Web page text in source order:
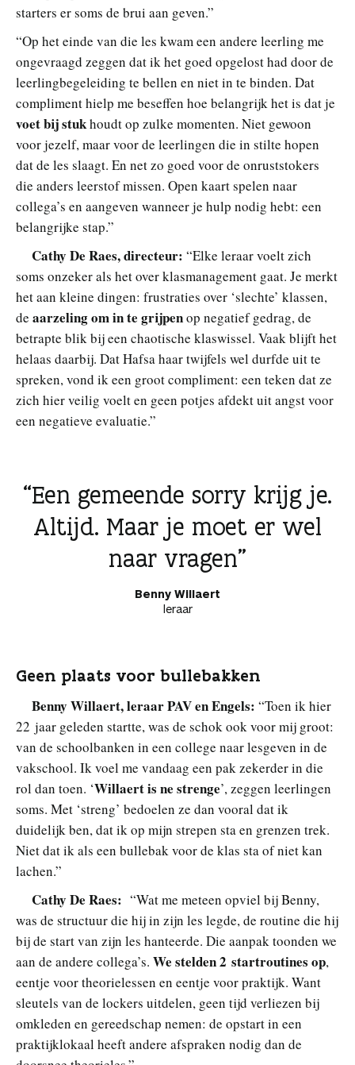
starters er soms de brui aan geven.”
“Op het einde van die les kwam een andere leerling me
ongevraagd zeggen dat ik het goed opgelost had door de
leerlingbegeleiding te bellen en niet in te binden. Dat
compliment hielp me beseffen hoe belangrijk het is dat je
voet bij stukhoudt op zulke momenten. Niet gewoon
voor jezelf, maar voor de leerlingen die in stilte hopen
dat de les slaagt. En net zo goed voor de onruststokers
die anders leerstof missen. Open kaart spelen naar
collega’s en aangeven wanneer je hulp nodig hebt: een
belangrijke stap.”
Cathy De Raes, directeur: “Elke leraar voelt zich
soms onzeker als het over klasmanagement gaat. Je merkt
het aan kleine dingen: frustraties over ‘slechte’ klassen,
de aarzeling om in te grijpenop negatief gedrag, de
betrapte blik bij een chaotische klaswissel. Vaak blijft het
helaas daarbij. Dat Hafsa haar twijfels wel durfde uit te
spreken, vond ik een groot compliment: een teken dat ze
zich hier veilig voelt en geen potjes afdekt uit angst voor
een negatieve evaluatie.”
Een gemeende sorry krijg je.
Altijd. Maar je moet er wel
naar vragen
Benny Willaert
leraar
Geen plaats voor bullebakken
Benny Willaert, leraar PAV en Engels: “Toen ik hier
22 jaar geleden startte, was de schok ook voor mij groot:
van de schoolbanken in een college naar lesgeven in de
vakschool. Ik voel me vandaag een pak zekerder in die
rol dan toen. ‘Willaert is ne strenge’, zeggen leerlingen
soms. Met ‘streng’ bedoelen ze dan vooral dat ik
duidelijk ben, dat ik op mijn strepen sta en grenzen trek.
Niet dat ik als een bullebak voor de klas sta of niet kan
lachen.”
Cathy De Raes: “Wat me meteen opviel bij Benny,
was de structuur die hij in zijn les legde, de routine die hij
bij de start van zijn les hanteerde. Die aanpak toonden we
aan de andere collega’s. We stelden 2 startroutines op,
eentje voor theorielessen en eentje voor praktijk. Want
sleutels van de lockers uitdelen, geen tijd verliezen bij
omkleden en gereedschap nemen: de opstart in een
praktijklokaal heeft andere afspraken nodig dan de